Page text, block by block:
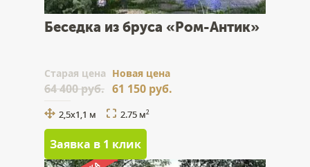
Беседка из бруса «Ром-Антик»
Cтарая цена
64 400 руб.
Новая цена
61 150 руб.
2,5х1,1 м 2.75 м2
Заявка в 1 клик